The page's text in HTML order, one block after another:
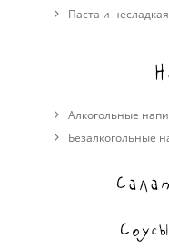
Паста и
Алкогольные
Безалкогольные